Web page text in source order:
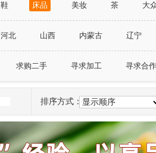
鞋 床品 美妆 茶 大
河北 山西 内蒙古 辽宁
湖南 广东 广西 海南
澳门
求购二手 寻求加工 寻求合作
排序方式：显示顺序